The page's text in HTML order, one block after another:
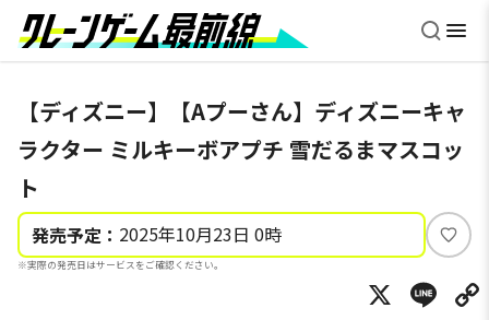
【ディズニー】【Aプーさん】ディズニーキャ
ラクター ミルキーボアプチ 雪だるまマスコッ
ト
発売予定： 2025年10月23日 0時
※実際の発売日はサービスをご確認ください。
い
ね
X